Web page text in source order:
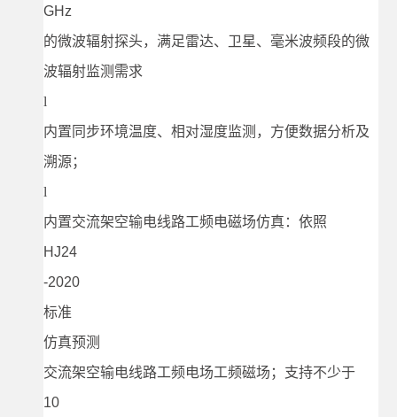
GHz
的微波辐射探头，满足雷达、卫星、毫米波频段的微
波辐射监测需求
l
内置同步环境温度、相对湿度监测，方便数据分析及
溯源；
l
内置交流架空输电线路工频电磁场仿真：依照
HJ24
-2020
标准
仿真预测
交流架空输电线路工频电场工频磁场；支持不少于
10